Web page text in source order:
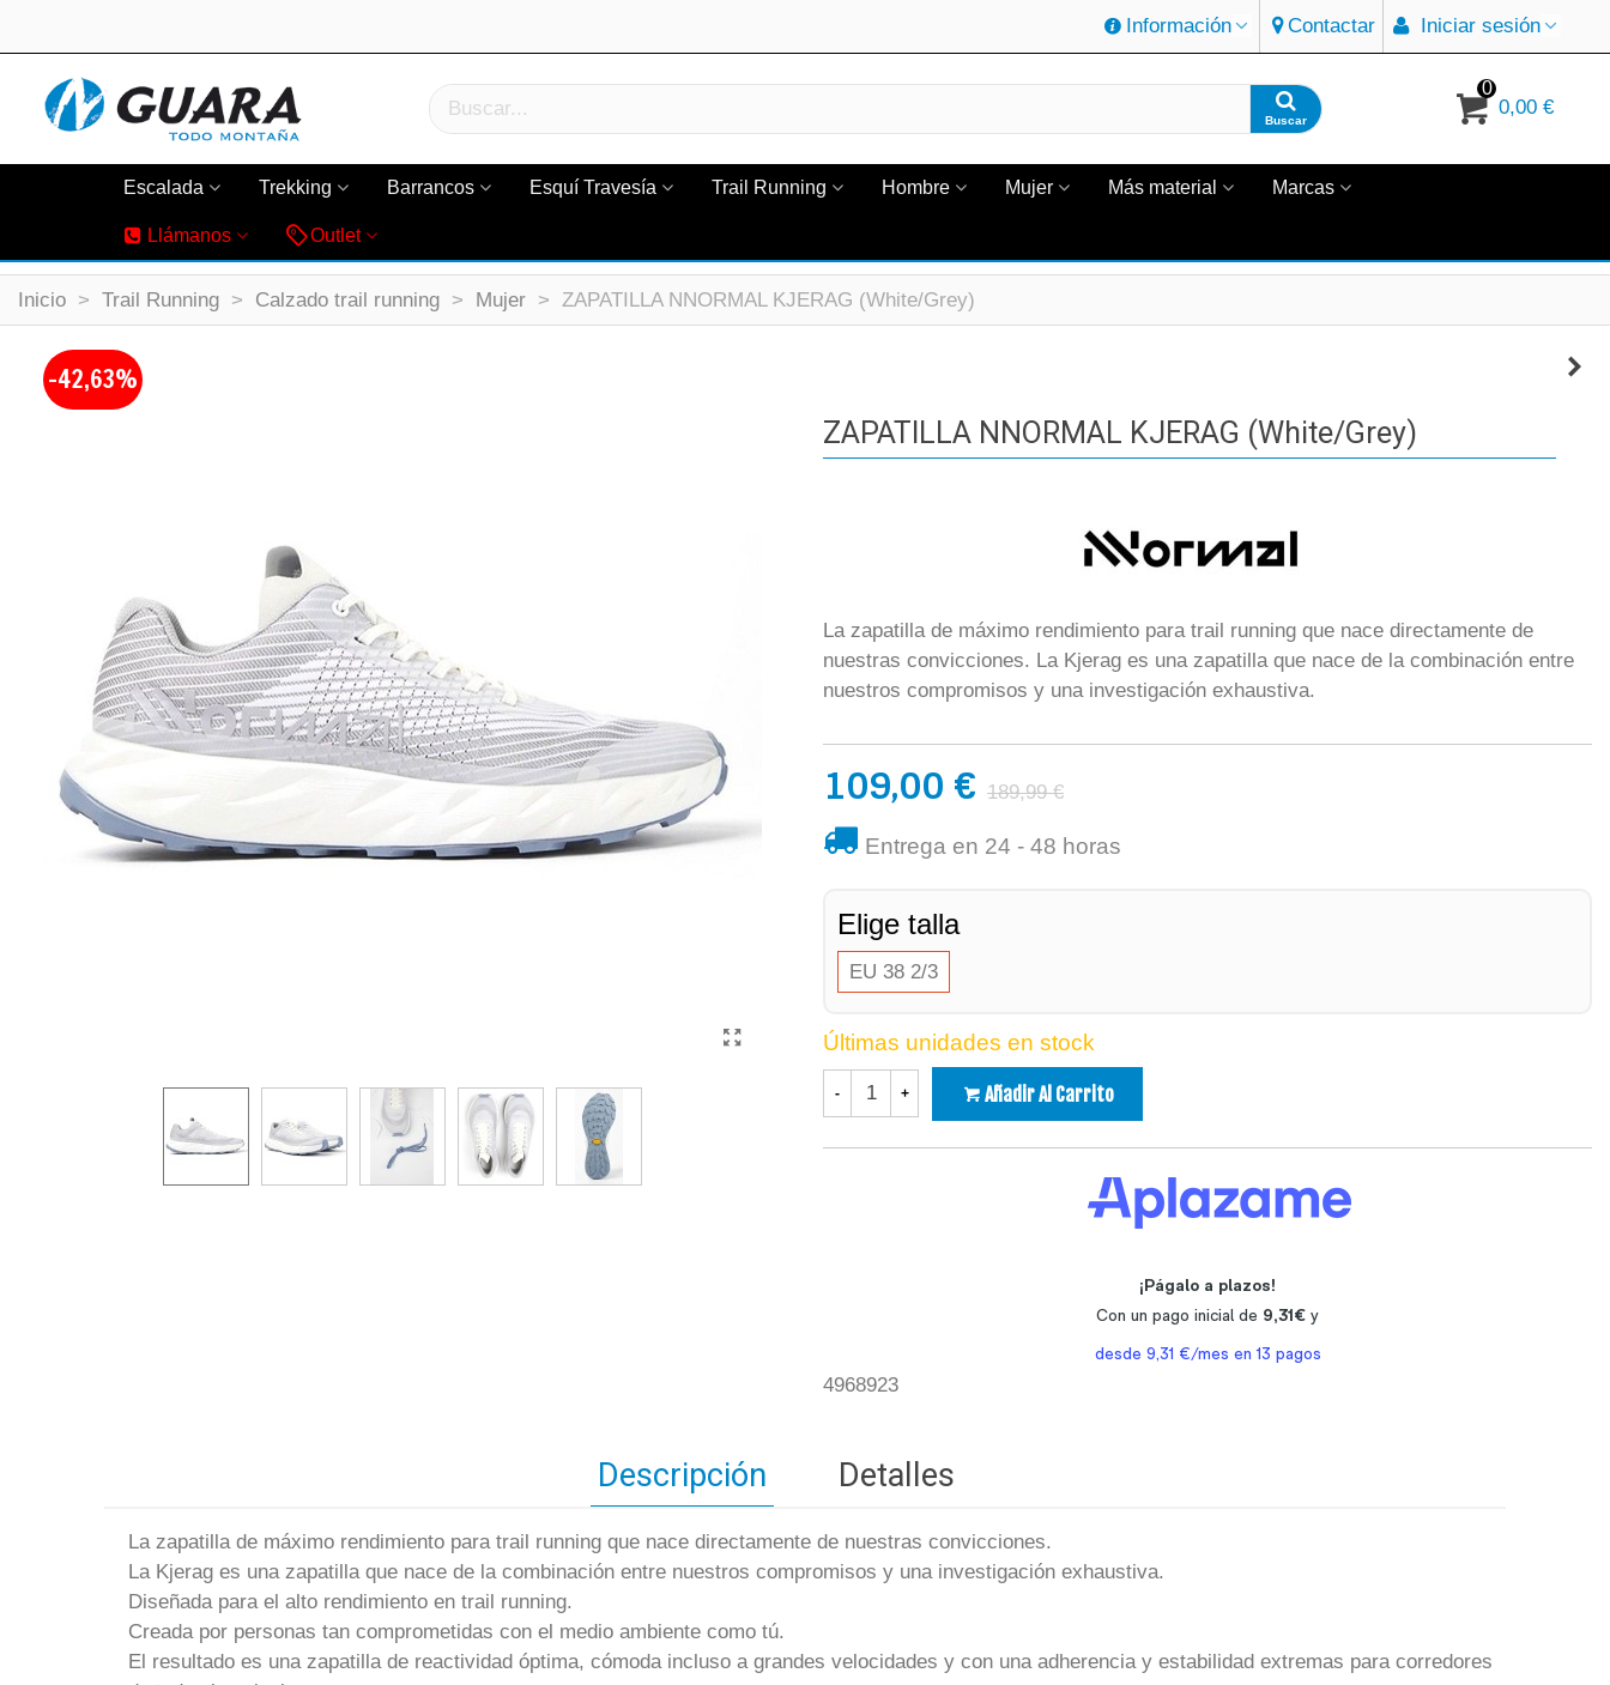
Información Contactar Iniciar sesión
Buscar
0
0,00 €
Escalada Trekking Barrancos Esquí Travesía Trail Running Hombre Mujer Más material Marcas
Llámanos Outlet
Inicio > Trail Running > Calzado trail running > Mujer > ZAPATILLA NNORMAL KJERAG (White/Grey)
-42,63%
ZAPATILLA NNORMAL KJERAG (White/Grey)
La zapatilla de máximo rendimiento para trail running que nace directamente de
nuestras convicciones. La Kjerag es una zapatilla que nace de la combinación entre
nuestros compromisos y una investigación exhaustiva.
109,00 € 189,99 €
Entrega en 24 - 48 horas
Elige talla
EU 38 2/3
Últimas unidades en stock
- + Añadir Al Carrito
4968923
Descripción Detalles
La zapatilla de máximo rendimiento para trail running que nace directamente de nuestras convicciones.
La Kjerag es una zapatilla que nace de la combinación entre nuestros compromisos y una investigación exhaustiva.
Diseñada para el alto rendimiento en trail running.
Creada por personas tan comprometidas con el medio ambiente como tú.
El resultado es una zapatilla de reactividad óptima, cómoda incluso a grandes velocidades y con una adherencia y estabilidad extremas para corredores